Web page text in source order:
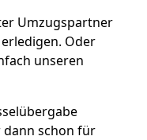
Umzugspartner
Oder
unseren
dann schon für